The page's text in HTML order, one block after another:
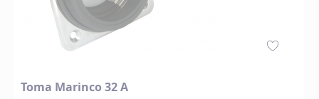
Toma Marinco 32 A